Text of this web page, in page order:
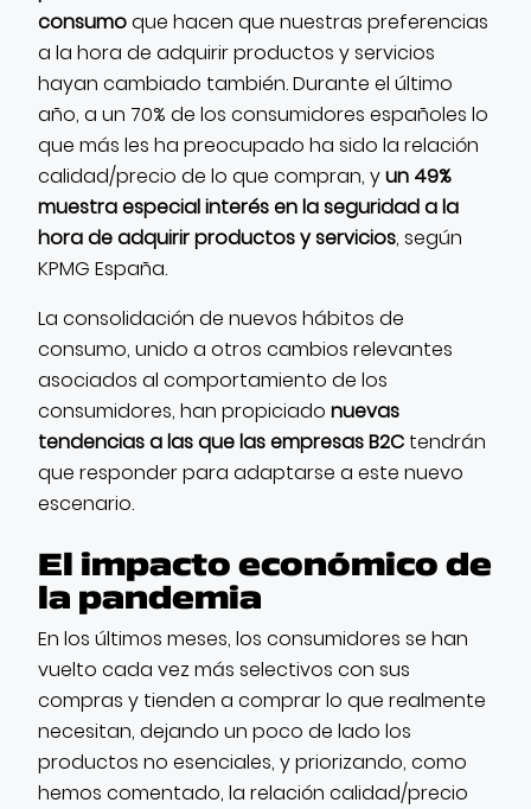
consumoque hacen que nuestras preferencias
a la hora de adquirir productos y servicios
hayan cambiado también. Durante el último
año, a un 70% de los consumidores españoles lo
que más les ha preocupado ha sido la relación
calidad/precio de lo que compran, yun 49%
muestra especial interés en la seguridad a la
hora de adquirir productos y servicios, según
KPMG España.
La consolidación de nuevos hábitos de
consumo, unido a otros cambios relevantes
asociados al comportamiento de los
consumidores, han propiciado nuevas
tendencias a las que las empresas B2C tendrán
que responder para adaptarse a este nuevo
escenario.
El impacto económico de
la pandemia
En los últimos meses, los consumidores se han
vuelto cada vez más selectivos con sus
compras y tienden a comprar lo que realmente
necesitan, dejando un poco de lado los
productos no esenciales, y priorizando, como
hemos comentado, la relación calidad/precio